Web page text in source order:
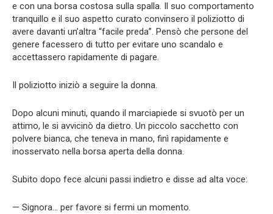
e con una borsa costosa sulla spalla. Il suo comportamento
tranquillo e il suo aspetto curato convinsero il poliziotto di
avere davanti un’altra “facile preda”. Pensò che persone del
genere facessero di tutto per evitare uno scandalo e
accettassero rapidamente di pagare.
Il poliziotto iniziò a seguire la donna.
Dopo alcuni minuti, quando il marciapiede si svuotò per un
attimo, le si avvicinò da dietro. Un piccolo sacchetto con
polvere bianca, che teneva in mano, finì rapidamente e
inosservato nella borsa aperta della donna.
Subito dopo fece alcuni passi indietro e disse ad alta voce:
— Signora… per favore si fermi un momento.